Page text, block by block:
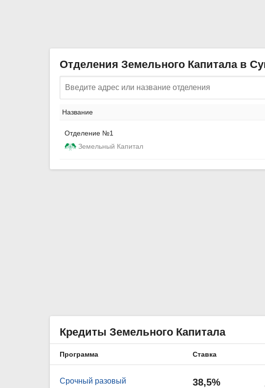
Отделения Земельного Капитала в
Название
Отделение №1
Земельный Капитал
Кредиты Земельного Капитала
Программа Ставка
Срочный разовый 38,5%